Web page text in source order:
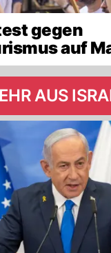
gegen
auf
AUS